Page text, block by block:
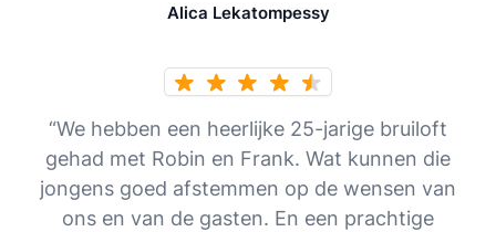
Alica Lekatompessy
“We hebben een heerlijke 25-jarige bruiloft
gehad met Robin en Frank. Wat kunnen die
jongens goed afstemmen op de wensen van
ons en van de gasten. En een prachtige